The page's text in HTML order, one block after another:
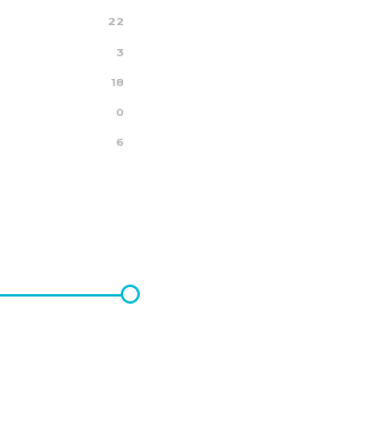
22
3
18
0
6